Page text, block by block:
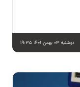
دوشنبه 03 بهمن 1401 19:35